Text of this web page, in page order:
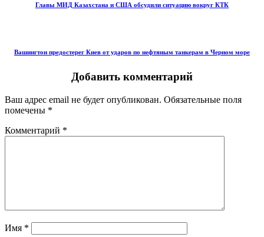
Главы МИД Казахстана и США обсудили ситуацию вокруг КТК
Вашингтон предостерег Киев от ударов по нефтяным танкерам в Черном море
Добавить комментарий
Ваш адрес email не будет опубликован. Обязательные поля
помечены *
Комментарий *
Имя *